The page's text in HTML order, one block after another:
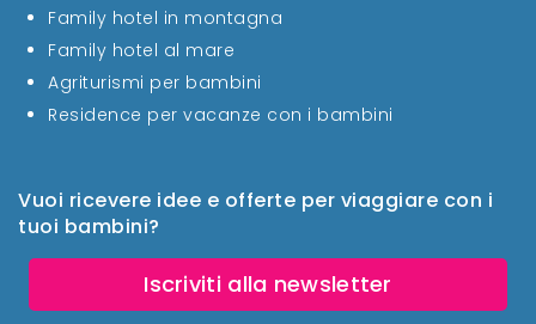
Vuoi ricevere idee e offerte per viaggiare con i
tuoi bambini?
Iscriviti alla newsletter
Family hotel in montagna
Family hotel al mare
Agriturismi per bambini
Residence per vacanze con i bambini